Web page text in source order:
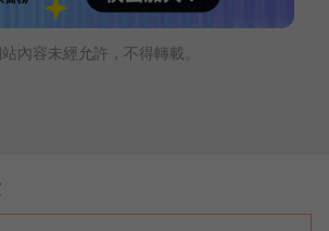
內容未經允許，不得轉載。